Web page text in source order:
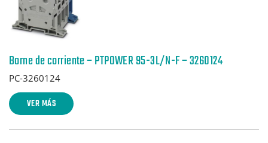
Borne de corriente – PTPOWER 95-3L/N-F – 3260124
PC-3260124
VER MÁS